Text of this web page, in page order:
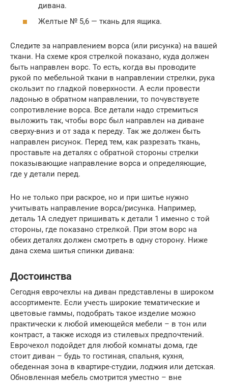
дивана.
Желтые № 5,6 — ткань для ящика.
Следите за направлением ворса (или рисунка) на вашей
ткани. На схеме кроя стрелкой показано, куда должен
быть направлен ворс. То есть, когда вы проводите
рукой по мебельной ткани в направлении стрелки, рука
скользит по гладкой поверхности. А если провести
ладонью в обратном направлении, то почувствуете
сопротивление ворса. Все детали надо стремиться
выложить так, чтобы ворс был направлен на диване
сверху-вниз и от зада к переду. Так же должен быть
направлен рисунок. Перед тем, как разрезать ткань,
проставьте на деталях с обратной стороны стрелки
показывающие направление ворса и определяющие,
где у детали перед.
Но не только при раскрое, но и при шитье нужно
учитывать направление ворса/рисунка. Например,
деталь 1А следует пришивать к детали 1 именно с той
стороны, где показано стрелкой. При этом ворс на
обеих деталях должен смотреть в одну сторону. Ниже
дана схема шитья спинки дивана:
Достоинства
Сегодня еврочехлы на диван представлены в широком
ассортименте. Если учесть широкие тематические и
цветовые гаммы, подобрать такое изделие можно
практически к любой имеющейся мебели – в тон или
контраст, а также исходя из стилевых предпочтений.
Еврочехол подойдет для любой комнаты дома, где
стоит диван – будь то гостиная, спальня, кухня,
обеденная зона в квартире-студии, лоджия или детская.
Обновленная мебель смотрится уместно – вне